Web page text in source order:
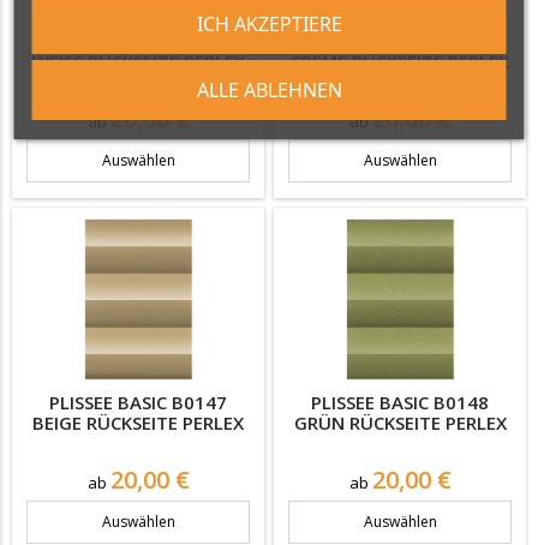
WEISS RÜCKSEITE PERLEX
abPreis
20,00 €
Auswählen
CREME RÜCKSEITE PERLEX
abPreis
20,00 €
Auswählen
PLISSEE BASIC B0147
BEIGE RÜCKSEITE PERLEX
ab Preis
20,00 €
Auswählen
PLISSEE BASIC B0148
GRÜN RÜCKSEITE PERLEX
ab Preis
20,00 €
Auswählen
ALLE ABLEHNEN
ICH AKZEPTIERE